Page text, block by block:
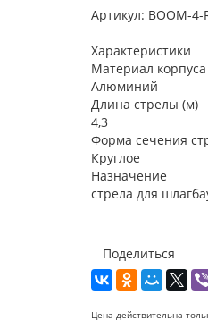
Артикул: BOOM-4-
Характеристики
Материал корпуса
Алюминий
Длина стрелы (м)
4,3
Форма сечения
Круглое
Назначение
стрела для
Поделиться
Цена действительна